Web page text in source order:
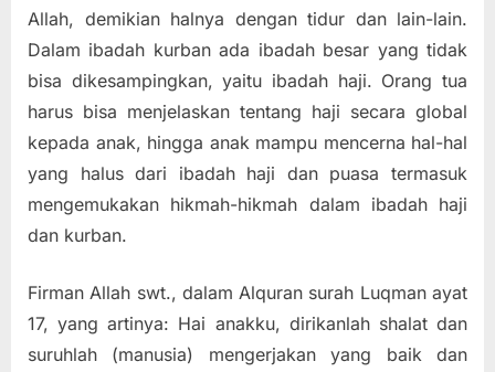
Allah, demikian halnya dengan tidur dan lain-lain.
Dalam ibadah kurban ada ibadah besar yang tidak
bisa dikesampingkan, yaitu ibadah haji. Orang tua
harus bisa menjelaskan tentang haji secara global
kepada anak, hingga anak mampu mencerna hal-hal
yang halus dari ibadah haji dan puasa termasuk
mengemukakan hikmah-hikmah dalam ibadah haji
dan kurban.
Firman Allah swt., dalam Alquran surah Luqman ayat
17, yang artinya: Hai anakku, dirikanlah shalat dan
suruhlah (manusia) mengerjakan yang baik dan